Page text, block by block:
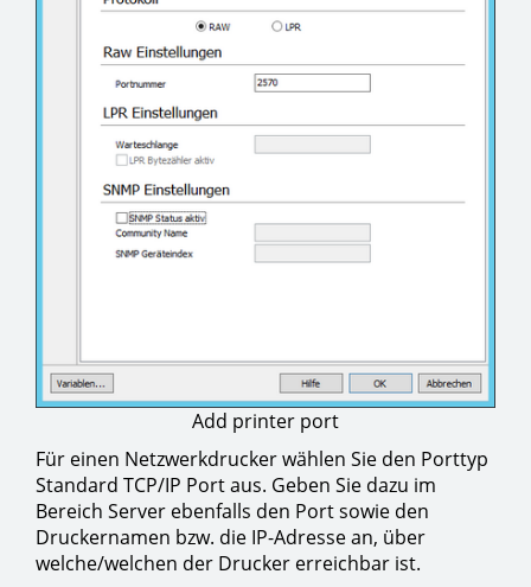
Add printer port
Für einen Netzwerkdrucker wählen Sie den Porttyp
Standard TCP/IP Port aus. Geben Sie dazu im
Bereich Server ebenfalls den Port sowie den
Druckernamen bzw. die IP-Adresse an, über
welche/welchen der Drucker erreichbar ist.